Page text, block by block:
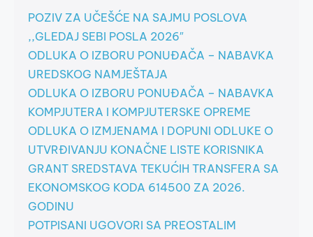
POZIV ZA UČEŠĆE NA SAJMU POSLOVA
,,GLEDAJ SEBI POSLA 2026″
ODLUKA O IZBORU PONUĐAČA – NABAVKA
UREDSKOG NAMJEŠTAJA
ODLUKA O IZBORU PONUĐAČA – NABAVKA
KOMPJUTERA I KOMPJUTERSKE OPREME
ODLUKA O IZMJENAMA I DOPUNI ODLUKE O
UTVRĐIVANJU KONAČNE LISTE KORISNIKA
GRANT SREDSTAVA TEKUĆIH TRANSFERA SA
EKONOMSKOG KODA 614500 ZA 2026.
GODINU
POTPISANI UGOVORI SA PREOSTALIM